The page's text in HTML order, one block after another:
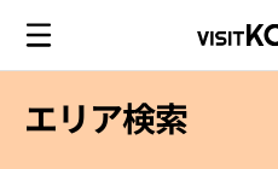
エリア検索